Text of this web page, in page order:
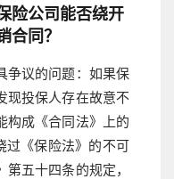
险公司能否绕开
合同？
争议的问题：如果保
现投保人存在故意不
构成《合同法》上的
过《保险法》的不可
五十四条的规定，